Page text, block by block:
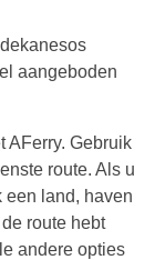
aangeboden
AFerry. Gebruik
route. Als u
een land, haven
route hebt
andere opties